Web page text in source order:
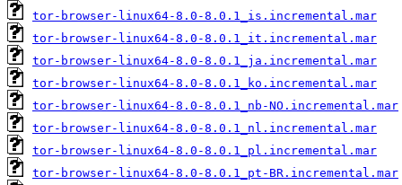
tor-browser-linux64-8.0-8.0.1_is.incremental.mar
tor-browser-linux64-8.0-8.0.1_it.incremental.mar
tor-browser-linux64-8.0-8.0.1_ja.incremental.mar
tor-browser-linux64-8.0-8.0.1_ko.incremental.mar
tor-browser-linux64-8.0-8.0.1_nb-NO.incremental.mar
tor-browser-linux64-8.0-8.0.1_nl.incremental.mar
tor-browser-linux64-8.0-8.0.1_pl.incremental.mar
tor-browser-linux64-8.0-8.0.1_pt-BR.incremental.mar